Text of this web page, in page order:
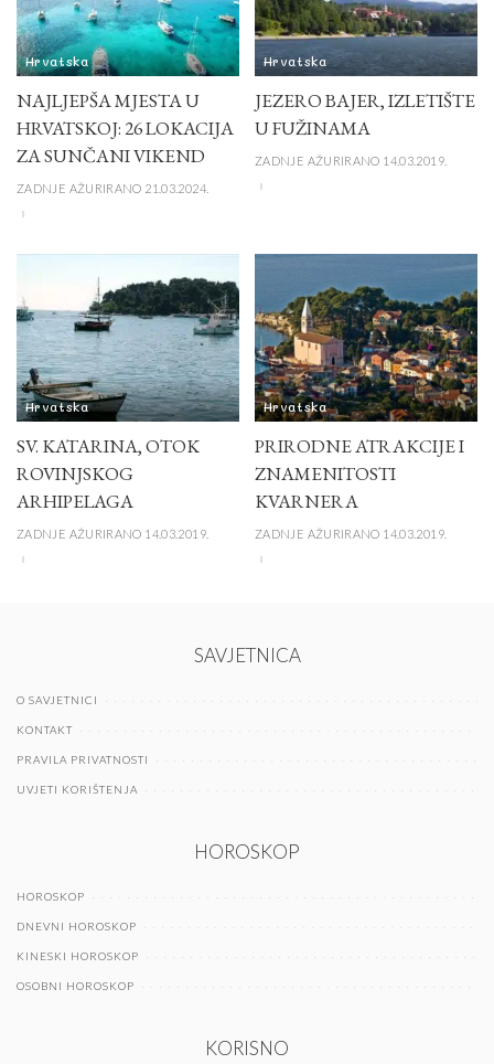
Hrvatska
NAJLJEPŠA MJESTA U
HRVATSKOJ: 26 LOKACIJA
ZA SUNČANI VIKEND
ZADNJE AŽURIRANO 21.03.2024.
Hrvatska
JEZERO BAJER, IZLETIŠTE
U FUŽINAMA
ZADNJE AŽURIRANO 14.03.2019.
Hrvatska
SV. KATARINA, OTOK
ROVINJSKOG
ARHIPELAGA
ZADNJE AŽURIRANO 14.03.2019.
Hrvatska
PRIRODNE ATRAKCIJE I
ZNAMENITOSTI
KVARNERA
ZADNJE AŽURIRANO 14.03.2019.
SAVJETNICA
O SAVJETNICI
KONTAKT
PRAVILA PRIVATNOSTI
UVJETI KORIŠTENJA
HOROSKOP
HOROSKOP
DNEVNI HOROSKOP
KINESKI HOROSKOP
OSOBNI HOROSKOP
KORISNO